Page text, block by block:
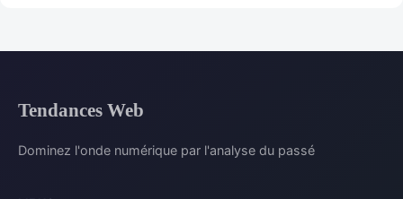
Tendances Web
Dominez l'onde numérique par l'analyse du passé